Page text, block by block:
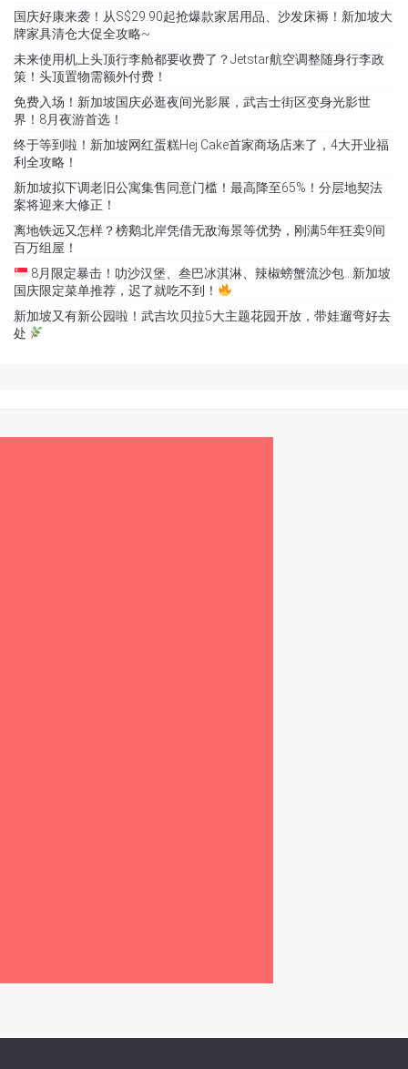
国庆好康来袭！从S$29.90起抢爆款家居用品、沙发床褥！新加坡大
牌家具清仓大促全攻略~
未来使用机上头顶行李舱都要收费了？Jetstar航空调整随身行李政
策！头顶置物需额外付费！
免费入场！新加坡国庆必逛夜间光影展，武吉士街区变身光影世
界！8月夜游首选！
终于等到啦！新加坡网红蛋糕Hej Cake首家商场店来了，4大开业福
利全攻略！
新加坡拟下调老旧公寓集售同意门槛！最高降至65%！分层地契法
案将迎来大修正！
离地铁远又怎样？榜鹅北岸凭借无敌海景等优势，刚满5年狂卖9间
百万组屋！
8月限定暴击！叻沙汉堡、叁巴冰淇淋、辣椒螃蟹流沙包…新加坡
国庆限定菜单推荐，迟了就吃不到！
新加坡又有新公园啦！武吉坎贝拉5大主题花园开放，带娃遛弯好去
处